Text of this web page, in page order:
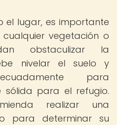
el lugar, es importante
vegetación o
obstaculizar la
nivelar el suelo y
para
para el refugio.
realizar una
para determinar su